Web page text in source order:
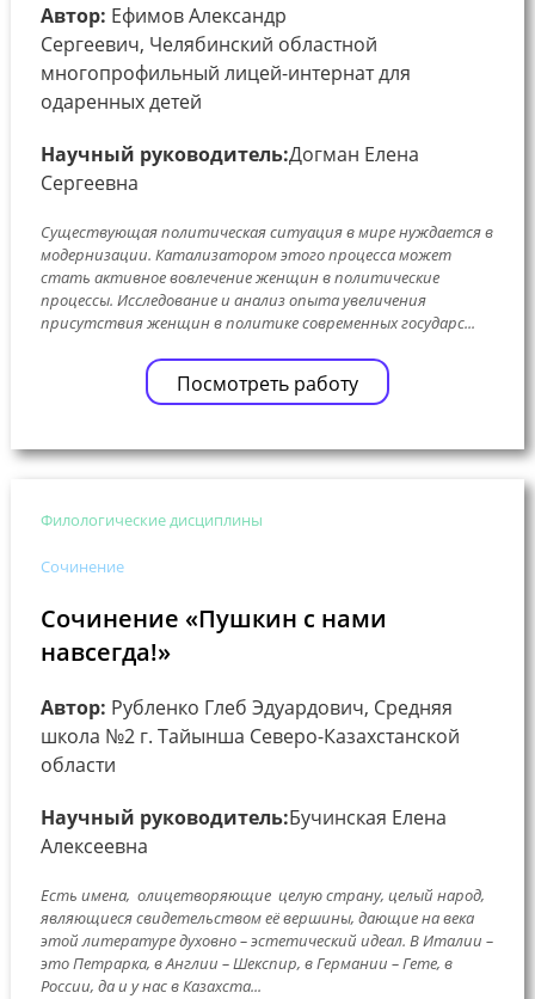
Автор: Ефимов Александр
Сергеевич, Челябинский областной
многопрофильный лицей-интернат для
одаренных детей
Научный руководитель:Догман Елена
Сергеевна
Существующая политическая ситуация в мире нуждается в
модернизации. Катализатором этого процесса может
стать активное вовлечение женщин в политические
процессы. Исследование и анализ опыта увеличения
присутствия женщин в политике современных государс...
Посмотреть работу
Филологические дисциплины
Сочинение
Сочинение «Пушкин с нами
навсегда!»
Автор: Рубленко Глеб Эдуардович, Средняя
школа №2 г. Тайынша Северо-Казахстанской
области
Научный руководитель:Бучинская Елена
Алексеевна
Есть имена, олицетворяющие целую страну, целый народ,
являющиеся свидетельством её вершины, дающие на века
этой литературе духовно – эстетический идеал. В Италии –
это Петрарка, в Англии – Шекспир, в Германии – Гете, в
России, да и у нас в Казахста...